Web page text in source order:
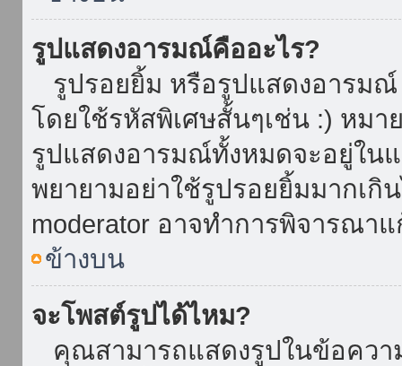
รูปแสดงอารมณ์คืออะไร?
รูปรอยยิ้ม หรือรูปแสดงอารมณ์
โดยใช้รหัสพิเศษสั้นๆเช่น :) หมา
รูปแสดงอารมณ์ทั้งหมดจะอยู่ใ
พยายามอย่าใช้รูปรอยยิ้มมากเกิ
moderator อาจทำการพิจารณา
ข้างบน
จะโพสต์รูปได้ไหม?
คุณสามารถแสดงรูปในข้อคว